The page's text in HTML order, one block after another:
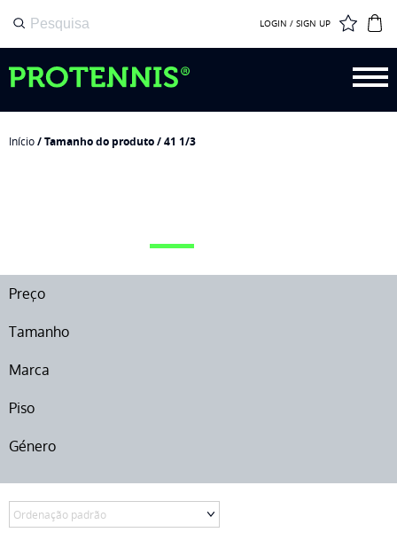
LOGIN / SIGN UP
Início/ Tamanho do produto / 41 1/3
Preço
Tamanho
Marca
Piso
Género